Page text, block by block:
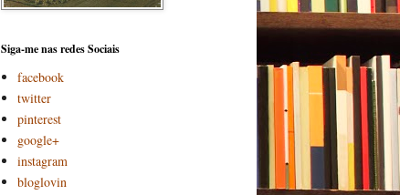
Siga-me nas redes Sociais
facebook
twitter
pinterest
google+
instagram
bloglovin